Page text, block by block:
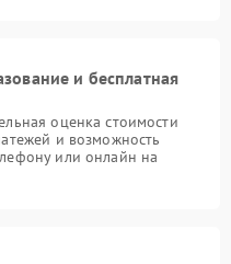
и бесплатная
оценка стоимости
и возможность
или онлайн на